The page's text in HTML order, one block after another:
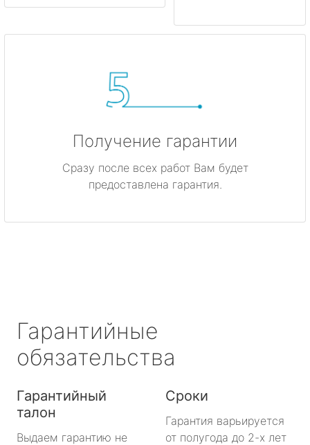
Получение гарантии
Сразу после всех работ Вам будет
предоставлена гарантия.
Гарантийные
обязательства
Гарантийный
талон
Выдаем гарантию не
Сроки
Гарантия варьируется
от полугода до 2-х лет